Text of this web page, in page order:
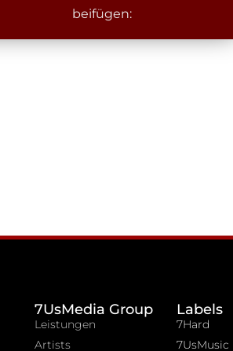
beifügen:
7UsMedia Group
Leistungen
Artists
Labels
7Hard
7UsMusic